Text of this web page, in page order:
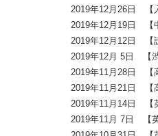
2019年12月26日 【
2019年12月19日 【
2019年12月12日 【
2019年12月 5日 【
2019年11月28日 【
2019年11月21日 【
2019年11月14日 【
2019年11月 7日 【英